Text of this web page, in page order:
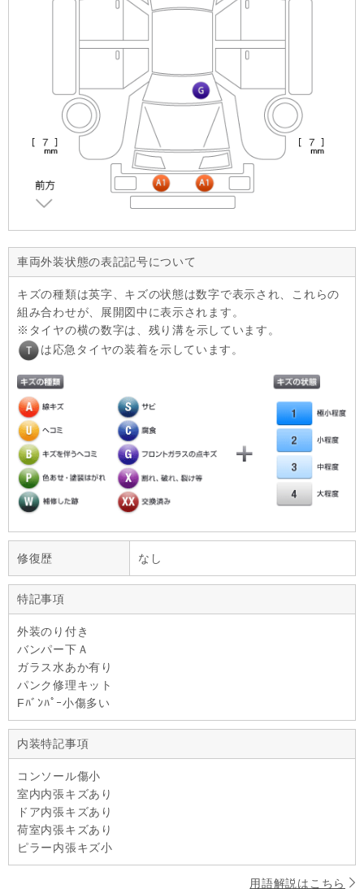
車両外装状態の表記記号について
キズの種類は英字、キズの状態は数字で表示され、これらの
組み合わせが、展開図中に表示されます。
タイヤの横の数字は、残り溝を示しています。
は応急タイヤの装着を示しています。
修復歴 なし
特記事項
外装のり付き
バンパー下Ａ
ガラス水あか有り
パンク修理キット
Fﾊﾞﾝﾊﾟｰ小傷多い
内装特記事項
コンソール傷小
室内内張キズあり
ドア内張キズあり
荷室内張キズあり
ピラー内張キズ小
用語解説はこちら